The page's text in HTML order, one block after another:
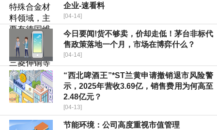
企业-速看料
[04-14]
今日要闻!货不够卖，价却走低！茅台非标代
售政策落地一个月，市场在博弈什么？
[04-14]
“西北啤酒王”*ST兰黄申请撤销退市风险警
示，2025年营收3.69亿，销售费用为何高至
2.48亿元？
[04-13]
节能环境：公司高度重视市值管理